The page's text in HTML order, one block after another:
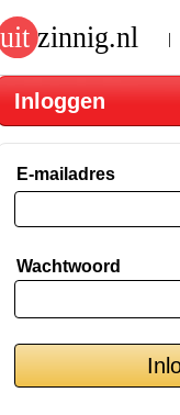
Inloggen
E-mailadres
Wachtwoord